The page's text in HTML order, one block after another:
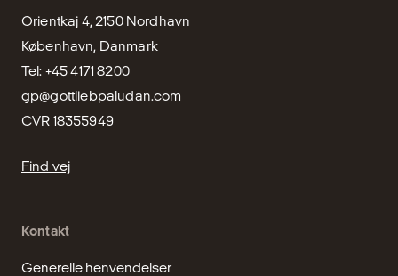
Orientkaj 4, 2150 Nordhavn
København, Danmark
Tel: +45 4171 8200
gp@gottliebpaludan.com
CVR 18355949
Find vej
Kontakt
Generelle henvendelser